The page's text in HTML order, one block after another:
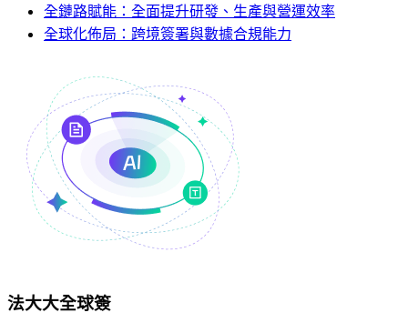
全鏈路賦能：全面提升研發、生產與營運效率
全球化佈局：跨境簽署與數據合規能力
法大大全球簽